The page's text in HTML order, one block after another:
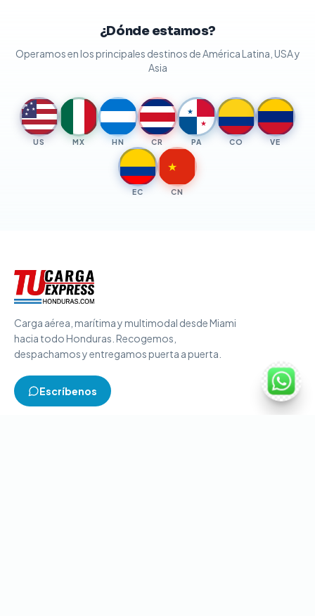
¿Dónde estamos?
Operamos en los principales destinos de América Latina, USA y
Asia
★ ★
★ ★
★
US MX HN CR
★
★
PA CO VE
EC
★
CN
Carga aérea, marítima y multimodal desde Miami
hacia todo Honduras. Recogemos,
despachamos y entregamos puerta a puerta.
Escríbenos